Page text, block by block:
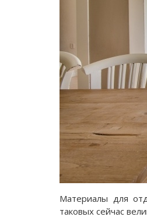
Материалы для
таковых сейчас